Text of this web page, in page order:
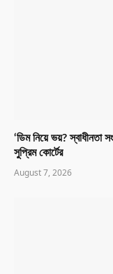
‘ডিম নিয়ে ভয়? স্বাধীনতা
সুপ্রিম কোর্টের
August 7, 2026